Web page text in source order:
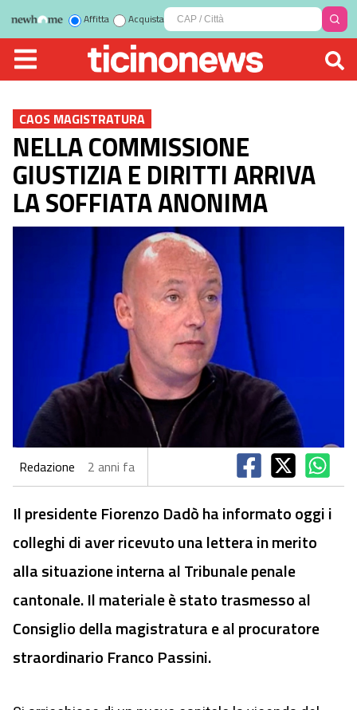
Affitta Acquista
CAOS MAGISTRATURA
NELLA COMMISSIONE
GIUSTIZIA E DIRITTI ARRIVA
LA SOFFIATA ANONIMA
Redazione 2 anni fa
Il presidente Fiorenzo Dadò ha informato oggi i
colleghi di aver ricevuto una lettera in merito
alla situazione interna al Tribunale penale
cantonale. Il materiale è stato trasmesso al
Consiglio della magistratura e al procuratore
straordinario Franco Passini.